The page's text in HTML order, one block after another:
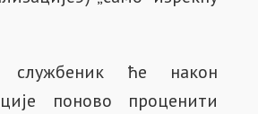
службеник ће након
поново проценити